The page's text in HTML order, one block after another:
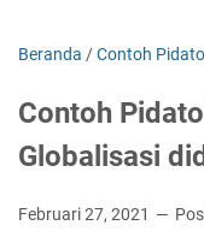
Beranda /Contoh Pidato
Contoh
Globalisasi
Februari 27, 2021